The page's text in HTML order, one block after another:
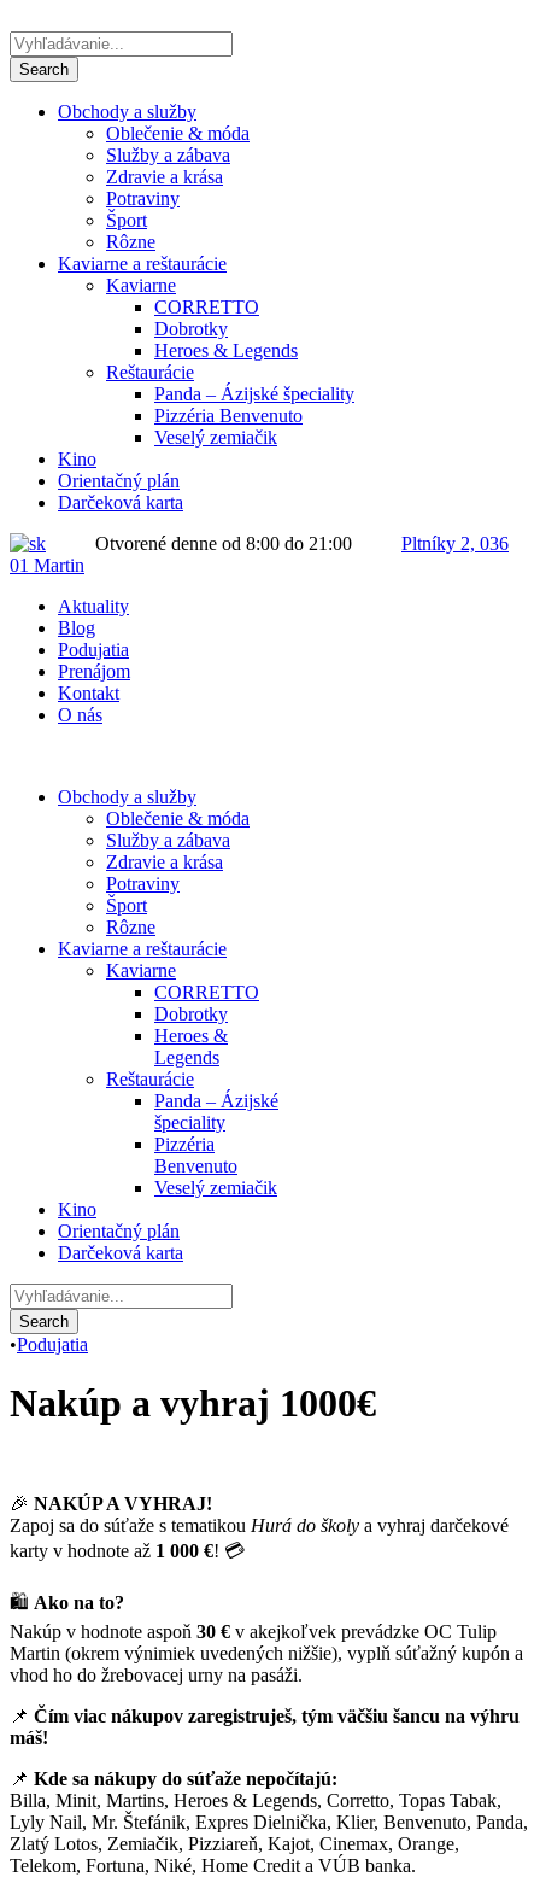
Obchody a služby
Oblečenie & móda
Služby a zábava
Zdravie a krása
Potraviny
Šport
Rôzne
Kaviarne a reštaurácie
Kaviarne
CORRETTO
Dobrotky
Heroes & Legends
Reštaurácie
Panda – Ázijské špeciality
Pizzéria Benvenuto
Veselý zemiačik
Kino
Orientačný plán
Darčeková karta
Otvorené denne od 8:00 do 21:00
Pltníky 2, 036
01 Martin
Aktuality
Blog
Podujatia
Prenájom
Kontakt
O nás
Obchody a služby
Oblečenie & móda
Služby a zábava
Zdravie a krása
Potraviny
Šport
Rôzne
Kaviarne a reštaurácie
Kaviarne
CORRETTO
Dobrotky
Heroes &
Legends
Reštaurácie
Panda – Ázijské
špeciality
Pizzéria
Benvenuto
Veselý zemiačik
Kino
Orientačný plán
Darčeková karta
•Podujatia
Nakúp a vyhraj 1000€
🎉 NAKÚP A VYHRAJ!
Zapoj sa do súťaže s tematikou Hurá do školy a vyhraj darčekové
karty v hodnote až 1 000 €! 💳
🛍️ Ako na to?
Nakúp v hodnote aspoň 30 € v akejkoľvek prevádzke OC Tulip
Martin (okrem výnimiek uvedených nižšie), vyplň súťažný kupón a
vhod ho do žrebovacej urny na pasáži.
📌 Čím viac nákupov zaregistruješ, tým väčšiu šancu na výhru
máš!
📌 Kde sa nákupy do súťaže nepočítajú:
Billa, Minit, Martins, Heroes & Legends, Corretto, Topas Tabak,
Lyly Nail, Mr. Štefánik, Expres Dielnička, Klier, Benvenuto, Panda,
Zlatý Lotos, Zemiačik, Pizziareň, Kajot, Cinemax, Orange,
Telekom, Fortuna, Niké, Home Credit a VÚB banka.